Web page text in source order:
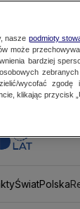
ŚwiatPolska
nasze podmioty
może
bardziej
wycofać
klikając przycisk